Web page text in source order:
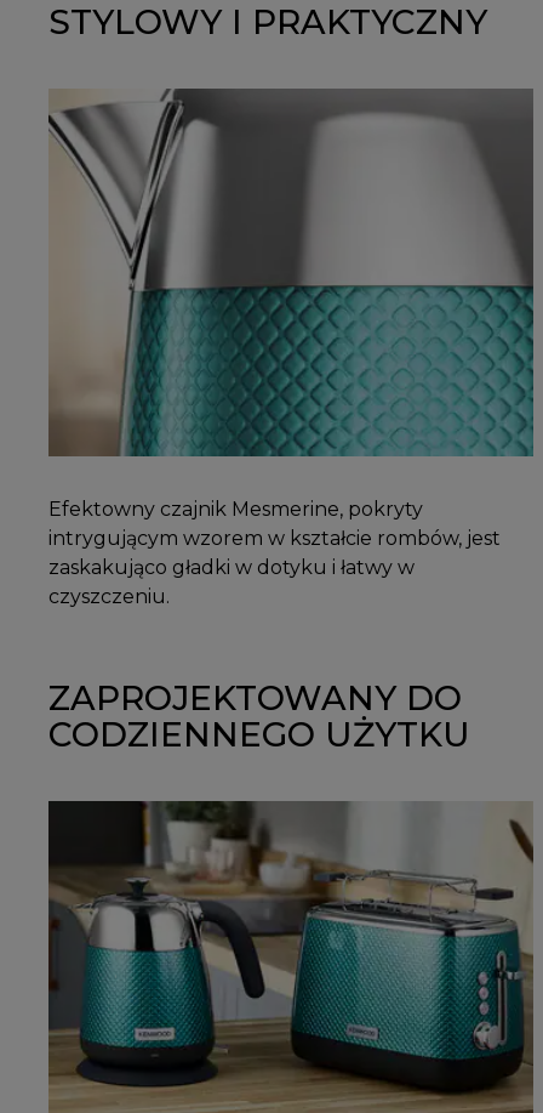
STYLOWY I PRAKTYCZNY
Efektowny czajnik Mesmerine, pokryty
intrygującym wzorem w kształcie rombów, jest
zaskakująco gładki w dotyku i łatwy w
czyszczeniu.
ZAPROJEKTOWANY DO
CODZIENNEGO UŻYTKU